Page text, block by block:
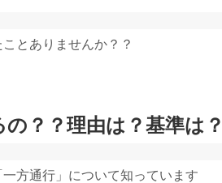
とありませんか？？
？？理由は？基準は？
方通行」について知っています